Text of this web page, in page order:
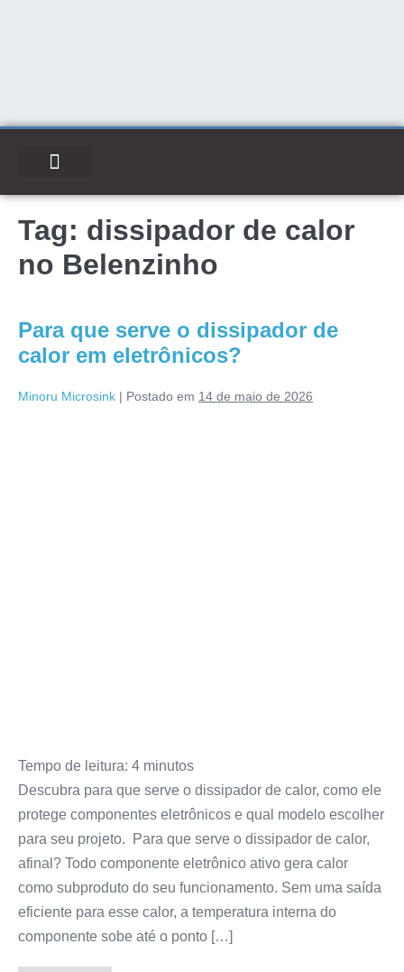
Tag: dissipador de calor
no Belenzinho
Para que serve o dissipador de
calor em eletrônicos?
Minoru Microsink | Postado em 14 de maio de 2026
Tempo de leitura: 4 minutos
Descubra para que serve o dissipador de calor, como ele
protege componentes eletrônicos e qual modelo escolher
para seu projeto. Para que serve o dissipador de calor,
afinal? Todo componente eletrônico ativo gera calor
como subproduto do seu funcionamento. Sem uma saída
eficiente para esse calor, a temperatura interna do
componente sobe até o ponto […]